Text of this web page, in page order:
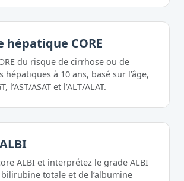
hépatique CORE
du risque de cirrhose ou de
hépatiques à 10 ans, basé sur l’âge,
l’AST/ASAT et l’ALT/ALAT.
ALBI et interprétez le grade ALBI
totale et de l’albumine